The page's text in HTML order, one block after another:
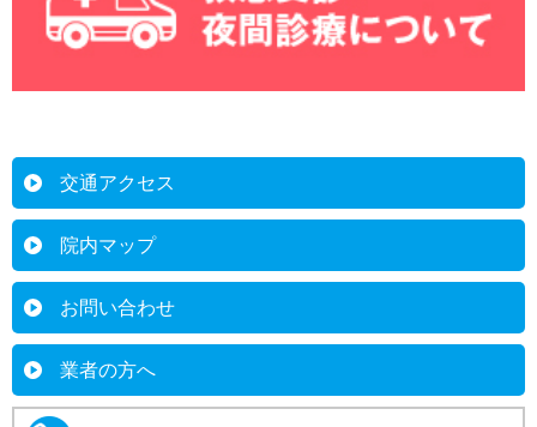
交通アクセス
院内マップ
お問い合わせ
業者の方へ